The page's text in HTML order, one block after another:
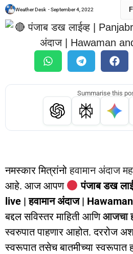
Weather Desk -September 4, 2022
Summarise this
नमस्कार मित्रांनोहवामान अंदाज
आहे. आज आपण
पंजाब डख
live | हवामान अंदाज |
बद्दल सविस्तर माहिती आणिआजचा
स्वरुपात पाहणार आहोत. दररोज
स्वरूपात तसेच बातमीच्या स्वरूपात